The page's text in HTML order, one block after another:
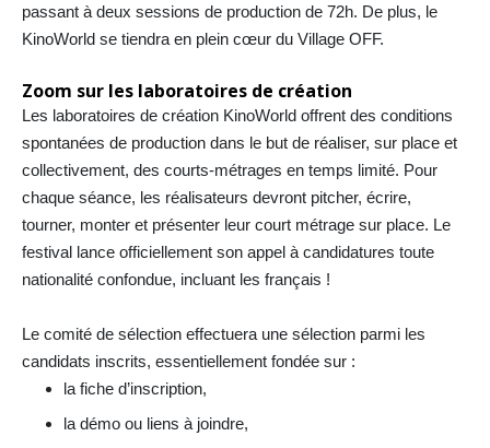
passant à deux sessions de production de 72h. De plus, le
KinoWorld se tiendra en plein cœur du Village OFF.
Zoom sur les laboratoires de création
Les laboratoires de création KinoWorld offrent des conditions
spontanées de production dans le but de réaliser, sur place et
collectivement, des courts-métrages en temps limité. Pour
chaque séance, les réalisateurs devront pitcher, écrire,
tourner, monter et présenter leur court métrage sur place. Le
festival lance officiellement son appel à candidatures toute
nationalité confondue, incluant les français !
Le comité de sélection effectuera une sélection parmi les
candidats inscrits, essentiellement fondée sur :
la fiche d’inscription,
la démo ou liens à joindre,